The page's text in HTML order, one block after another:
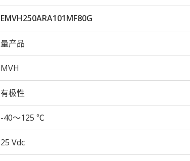
EMVH250ARA101MF80G
量产品
MVH
有极性
-40～125 ℃
25 Vdc